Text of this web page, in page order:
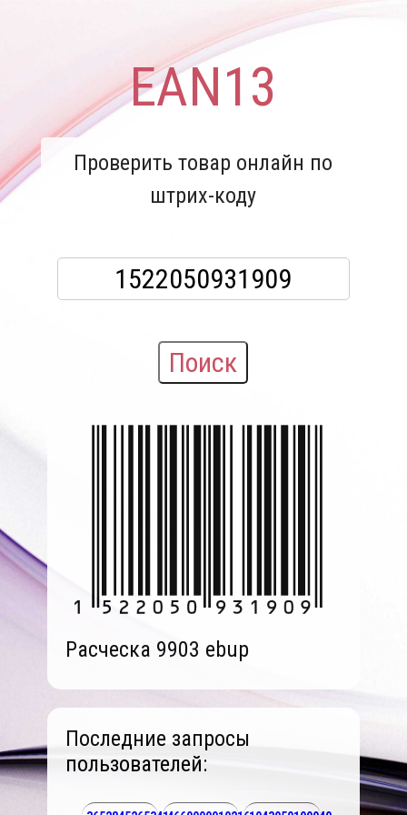
EAN13
Проверить товар онлайн по
штрих-коду
Поиск
Расческа 9903 ebup
Последние запросы
пользователей: